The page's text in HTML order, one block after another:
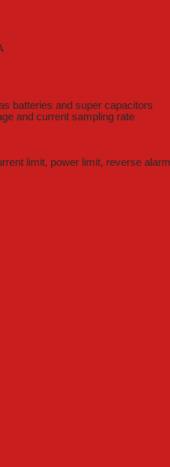
batteries and super capacitors
and current sampling rate
limit, power limit, reverse